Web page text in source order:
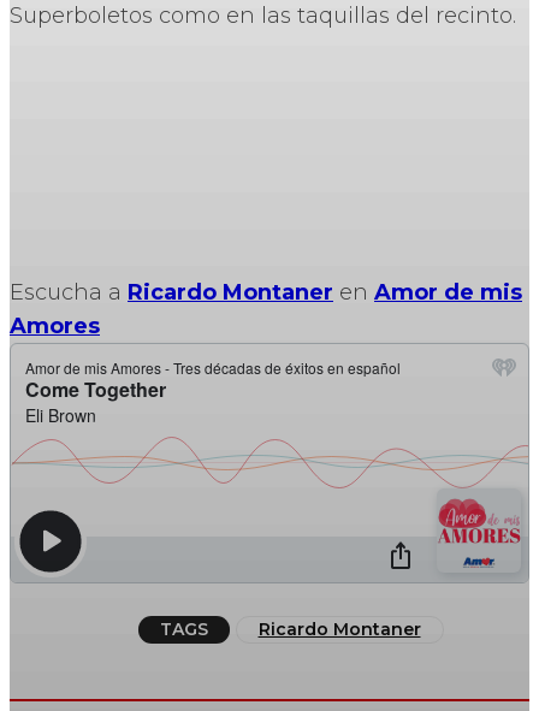
Superboletos como en las taquillas del recinto.
Escucha a Ricardo Montaner en Amor de mis
Amores
TAGS Ricardo Montaner